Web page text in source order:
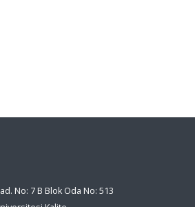
No: 7 B Blok Oda No: 513